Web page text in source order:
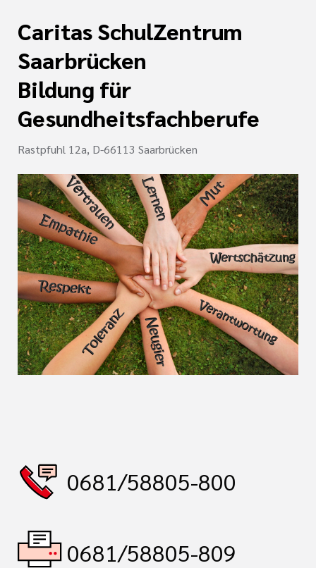
Caritas SchulZentrum
Saarbrücken
Bildung für
Gesundheitsfachberufe
Rastpfuhl 12a, D-66113 Saarbrücken
0681/58805-800
0681/58805-809